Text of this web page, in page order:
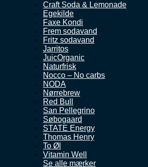
Craft Soda & Lemonade
Egekilde
Faxe Kondi
Frem sodavand
Fritz sodavand
Jarritos
JuicOrganic
Naturfrisk
Nocco – No carbs
NODA
Nørrebrew
Red Bull
San Pellegrino
Søbogaard
STATE Energy
Thomas Henry
To Øl
Vitamin Well
Se alle mærker